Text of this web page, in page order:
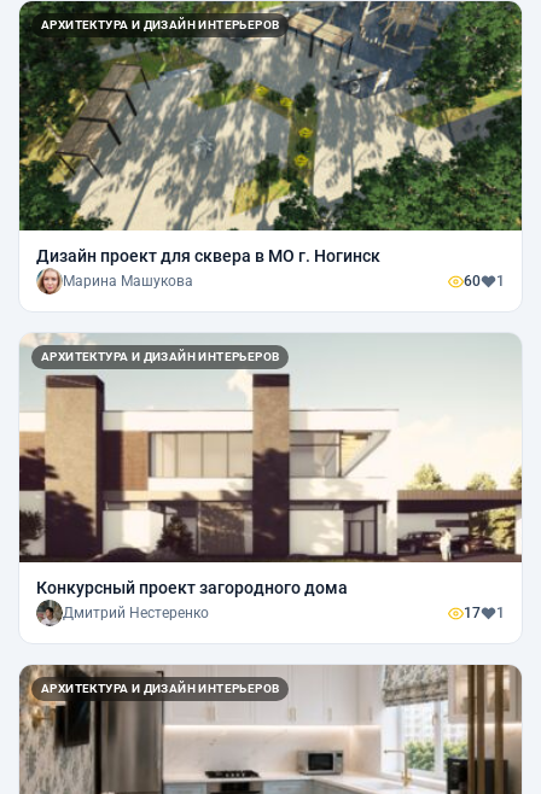
АРХИТЕКТУРА И ДИЗАЙН ИНТЕРЬЕРОВ
Дизайн проект для сквера в МО г. Ногинск
Марина Машукова 60 1
АРХИТЕКТУРА И ДИЗАЙН ИНТЕРЬЕРОВ
Конкурсный проект загородного дома
Дмитрий Нестеренко 17 1
АРХИТЕКТУРА И ДИЗАЙН ИНТЕРЬЕРОВ